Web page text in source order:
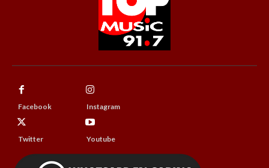
Facebook Instagram
Twitter Youtube